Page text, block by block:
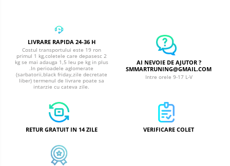
LIVRARE RAPIDA 24-36 H
Costul transportului este 19 ron
primul 1 kg,coletele care depasesc 2
kg se mai adauga 1,5 leu pe kg in plus
.In perioadele aglomerate
(sarbatorii,black friday,zile decretate
liber) termenul de livrare poate sa
intarzie cu cateva zile.
AI NEVOIE DE AJUTOR ?
SMMARTRUNING@GMAIL.COM
Intre orele 9-17 L-V
RETUR GRATUIT IN 14 ZILE VERIFICARE COLET